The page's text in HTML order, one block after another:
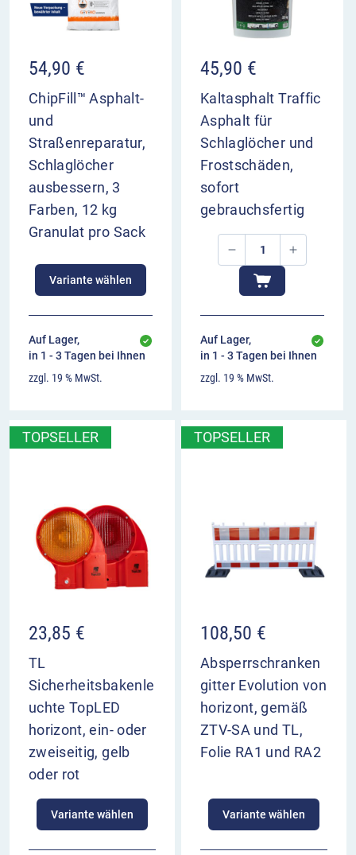
54,90 €
ChipFill™ Asphalt-
und
Straßenreparatur,
Schlaglöcher
ausbessern, 3
Farben, 12 kg
Granulat pro Sack
Variante wählen
Auf Lager,
in 1 - 3 Tagen bei Ihnen
zzgl. 19 % MwSt.
45,90 €
Kaltasphalt Traffic
Asphalt für
Schlaglöcher und
Frostschäden,
sofort
gebrauchsfertig
Auf Lager,
in 1 - 3 Tagen bei Ihnen
zzgl. 19 % MwSt.
TOPSELLER
23,85 €
TL
Sicherheitsbakenle
uchte TopLED
horizont, ein- oder
zweiseitig, gelb
oder rot
Variante wählen
TOPSELLER
108,50 €
Absperrschranken
gitter Evolution von
horizont, gemäß
ZTV-SA und TL,
Folie RA1 und RA2
Variante wählen